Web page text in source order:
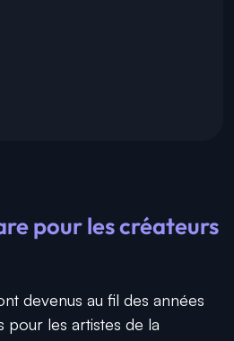
pour les créateurs
devenus au fil des années
pour les artistes de la